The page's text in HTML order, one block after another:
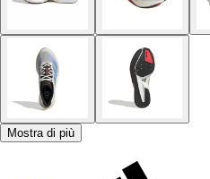
Mostra di più